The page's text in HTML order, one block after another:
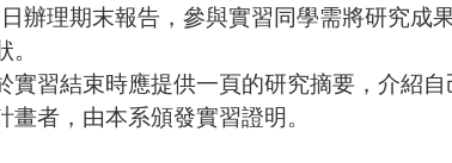
日辦理期末報告，參與實習同學需將研究
實習結束時應提供一頁的研究摘要，介紹自
畫者，由本系頒發實習證明。